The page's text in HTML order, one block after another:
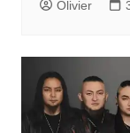
Olivier